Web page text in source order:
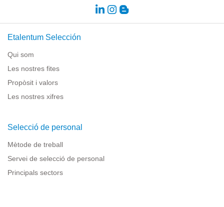
Etalentum Selección
Qui som
Les nostres fites
Propòsit i valors
Les nostres xifres
Selecció de personal
Mètode de treball
Servei de selecció de personal
Principals sectors